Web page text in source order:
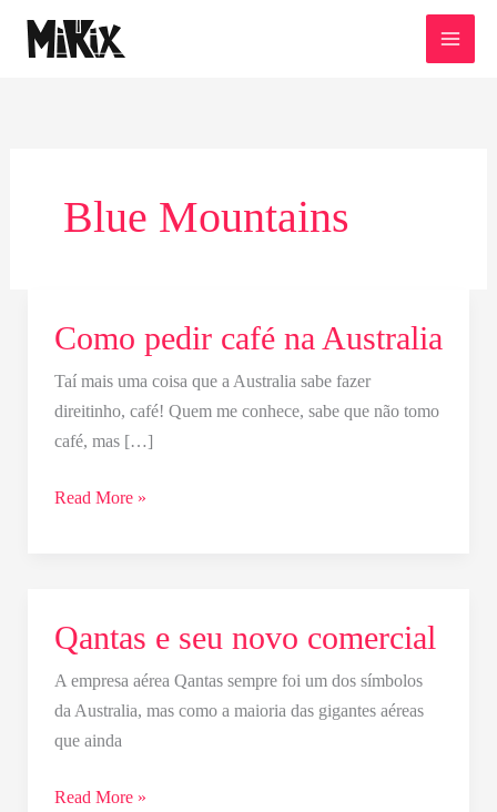
para
Blue Mountains
Como pedir café na Australia
Taí mais uma coisa que a Australia sabe fazer
direitinho, café! Quem me conhece, sabe que não tomo
café, mas […]
Como
café
na
Australia
Read More »
Qantas e seu novo comercial
A empresa aérea Qantas sempre foi um dos símbolos
da Australia, mas como a maioria das gigantes aéreas
que ainda
Qantas
seu
novo
comercial
Read More »